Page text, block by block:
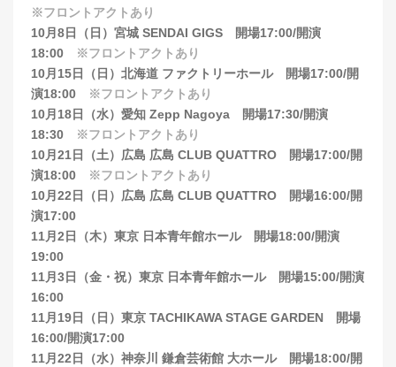
※フロントアクトあり
10月8日（日）宮城 SENDAI GIGS 開場17:00/開演
18:00
※フロントアクトあり
10月15日（日）北海道 ファクトリーホール 開場17:00/開
演18:00
※フロントアクトあり
10月18日（水）愛知 Zepp Nagoya 開場17:30/開演
18:30
※フロントアクトあり
10月21日（土）広島 広島 CLUB QUATTRO 開場17:00/開
演18:00
※フロントアクトあり
10月22日（日）広島 広島 CLUB QUATTRO 開場16:00/開
演17:00
11月2日（木）東京 日本青年館ホール 開場18:00/開演
19:00
11月3日（金・祝）東京 日本青年館ホール 開場15:00/開演
16:00
11月19日（日）東京 TACHIKAWA STAGE GARDEN 開場
16:00/開演17:00
11月22日（水）神奈川 鎌倉芸術館 大ホール 開場18:00/開